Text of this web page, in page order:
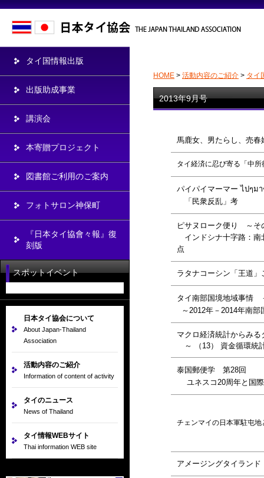
タイ国情報出版
出版助成事業
講演会
本寄贈プロジェクト
図書館ご利用のご案内
フォトサロン神保町
『日本タイ協會々報』復
刻版
スポットイベント
日本タイ協会について
About Japan-Thailand
Association
活動内容のご紹介
Information of content of activity
タイのニュース
News of Thailand
タイ情報WEBサイト
Thai information WEB site
HOME > 活動内容のご紹介 > タイ
2013年9月号
馬鹿女、男たらし、売春
タイ経済に忍び寄る「中所
パイパイマーマー ไปๆ
「民衆反乱」考
ピサヌローク便り ～そ
インドシナ十字路：南
点
ラタナコーシン「王道」
タイ南部国境地域事情
～2012年－2014年南部
マクロ経済統計からみる
～ （13） 資金循環統
泰国郵便学 第28回
ユネスコ20周年と国
チェンマイの日本軍駐屯地
アメージングタイラン